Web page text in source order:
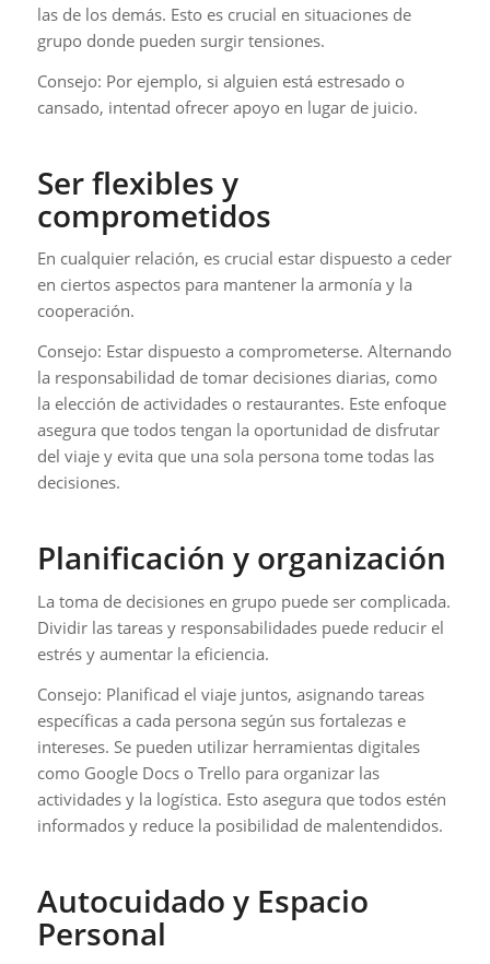
las de los demás. Esto es crucial en situaciones de
grupo donde pueden surgir tensiones.
Consejo: Por ejemplo, si alguien está estresado o
cansado, intentad ofrecer apoyo en lugar de juicio.
Ser flexibles y
comprometidos
En cualquier relación, es crucial estar dispuesto a ceder
en ciertos aspectos para mantener la armonía y la
cooperación.
Consejo: Estar dispuesto a comprometerse. Alternando
la responsabilidad de tomar decisiones diarias, como
la elección de actividades o restaurantes. Este enfoque
asegura que todos tengan la oportunidad de disfrutar
del viaje y evita que una sola persona tome todas las
decisiones.
Planificación y organización
La toma de decisiones en grupo puede ser complicada.
Dividir las tareas y responsabilidades puede reducir el
estrés y aumentar la eficiencia.
Consejo: Planificad el viaje juntos, asignando tareas
específicas a cada persona según sus fortalezas e
intereses. Se pueden utilizar herramientas digitales
como Google Docs o Trello para organizar las
actividades y la logística. Esto asegura que todos estén
informados y reduce la posibilidad de malentendidos.
Autocuidado y Espacio
Personal